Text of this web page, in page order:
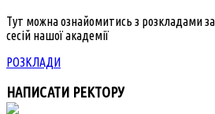
Тут можна ознайомитись з розкладами
сесій нашої академії
РОЗКЛАДИ
НАПИСАТИ РЕКТОРУ